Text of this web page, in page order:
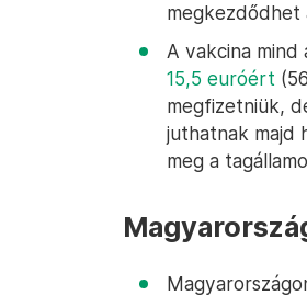
megkezdődhet
A vakcina
15,5 euróért
megfizetniük,
juthatnak majd
meg a